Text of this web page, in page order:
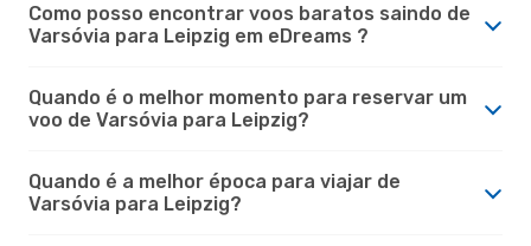
Como posso encontrar voos baratos saindo de
Varsóvia para Leipzig em eDreams ?
Quando é o melhor momento para reservar um
voo de Varsóvia para Leipzig?
Quando é a melhor época para viajar de
Varsóvia para Leipzig?